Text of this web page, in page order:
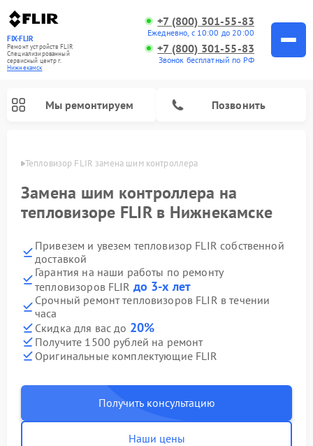
FIX-FLIR
Ремонт устройств FLIR
Специализированный
cервисный центр г.
Нижнекамск
+7 (800) 301-55-83
Ежедневно, с 10:00 до 20:00
+7 (800) 301-55-83
Звонок бесплатный по РФ
Мы ремонтируем Позвонить
Тепловизор FLIR замена шим контроллера
Замена шим контроллера на
тепловизоре FLIR в Нижнекамске
Привезем и увезем тепловизор FLIR собственной
доставкой
Гарантия на наши работы по ремонту
тепловизоров FLIR до 3-х лет
Срочный ремонт тепловизоров FLIR в течении
часа
Скидка для вас до 20%
Получите 1500 рублей на ремонт
Оригинальные комплектующие FLIR
Получить консультацию
Наши цены